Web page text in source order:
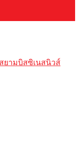
สยามบิสซิเนสนิวส์